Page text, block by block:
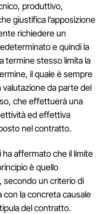
produttivo,
giustifica l’apposizione
richiedere un
e quindi la
termine stesso limita la
il quale è sempre
da parte del
che effettuerà una
ed effettiva
nel contratto.
affermato che il limite
è quello
, secondo un criterio di
con la concreta causale
del contratto.